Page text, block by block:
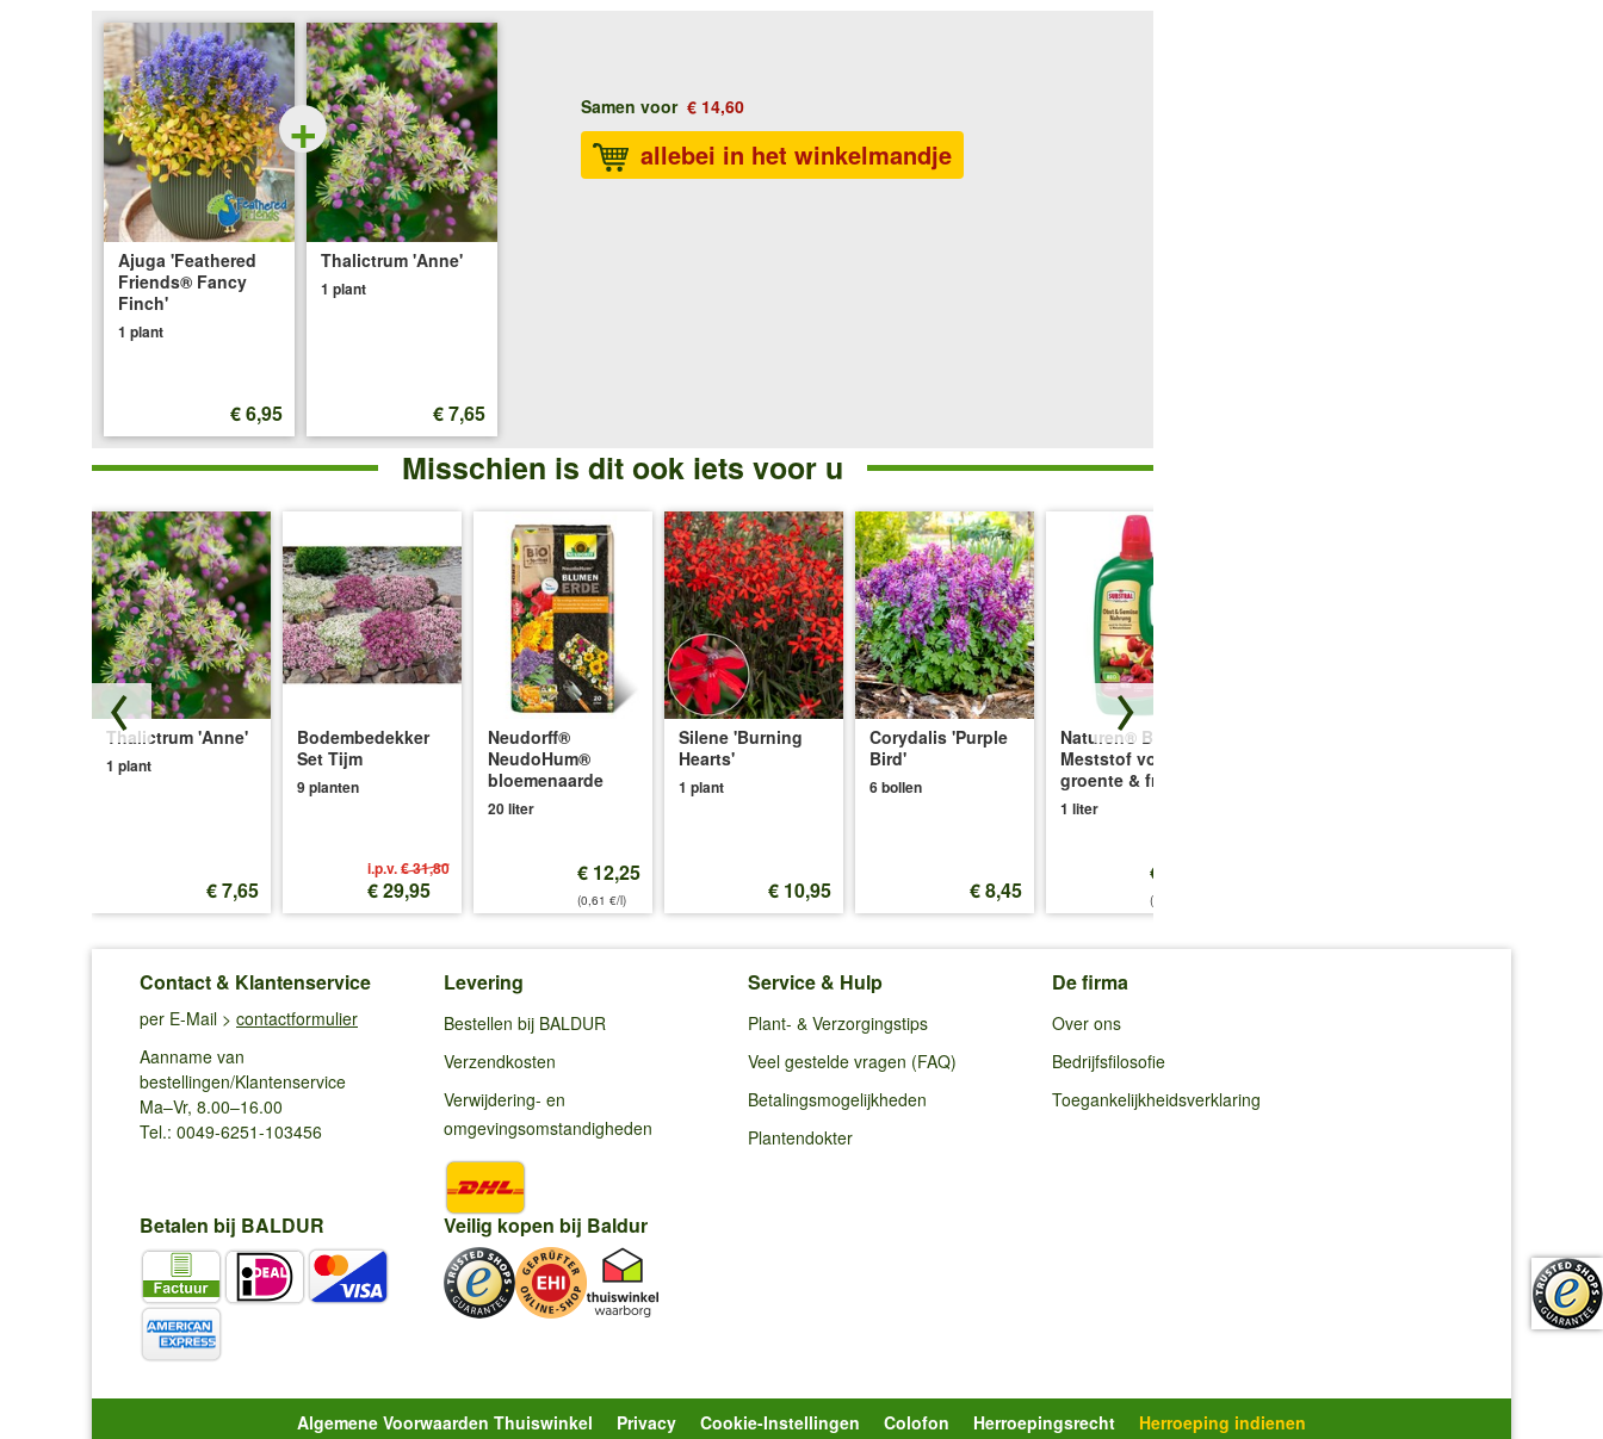
Fancy
Finch'
Ajuga 'Feathered
Friends® Fancy
Finch'
1 plant
€ 6,95
+
Thalictrum 'Anne'
1 plant
€ 7,65
Samen voor € 14,60
allebei in het winkelmandje
Misschien is dit ook iets voor u
Thalictrum 'Anne'
1 plant
€ 7,65
Bodembedekker
Set Tijm
9 planten
i.p.v.€ 31,80
€ 29,95
Neudorff®
NeudoHum®
bloemenaarde
20 liter
€ 12,25
(0,61 €/l)
Silene 'Burning
Hearts'
1 plant
€ 10,95
Corydalis 'Purple
Bird'
6 bollen
€ 8,45
Naturen® BIO
Meststof voor
groente & fruit
1 liter
€ 14,25
(14,25 €/l)
Contact & Klantenservice
per E-Mail > contactformulier
Aanname van
bestellingen/Klantenservice
Ma–Vr, 8.00–16.00
Tel.: 0049-6251-103456
Levering
Bestellen bij BALDUR
Verzendkosten
Verwijdering- en
omgevingsomstandigheden
Service & Hulp
Plant- & Verzorgingstips
Veel gestelde vragen (FAQ)
Betalingsmogelijkheden
Plantendokter
De firma
Over ons
Bedrijfsfilosofie
Toegankelijkheidsverklaring
Betalen bij BALDUR Veilig kopen bij Baldur
Algemene Voorwaarden Thuiswinkel Privacy Cookie-Instellingen Colofon Herroepingsrecht Herroeping indienen